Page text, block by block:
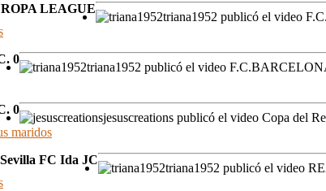
LEAGUE
triana1952 publicó el video
0
triana1952 publicó el video
0
jesuscreations publicó el video Copa del
maridos
FC Ida JC
triana1952 publicó el video